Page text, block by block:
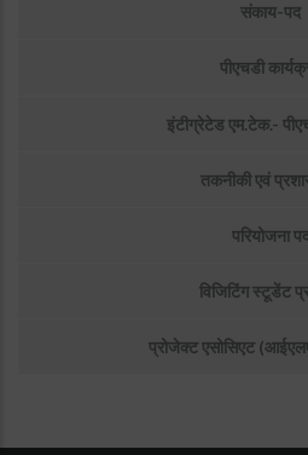
संकाय-पद
पीएचडी
इंटीग्रेटेड एम.टेक.-
तकनीकी एवं
परियोजना
विजिटिंग स्टूडेंट
प्रोजेक्ट एसोसिएट